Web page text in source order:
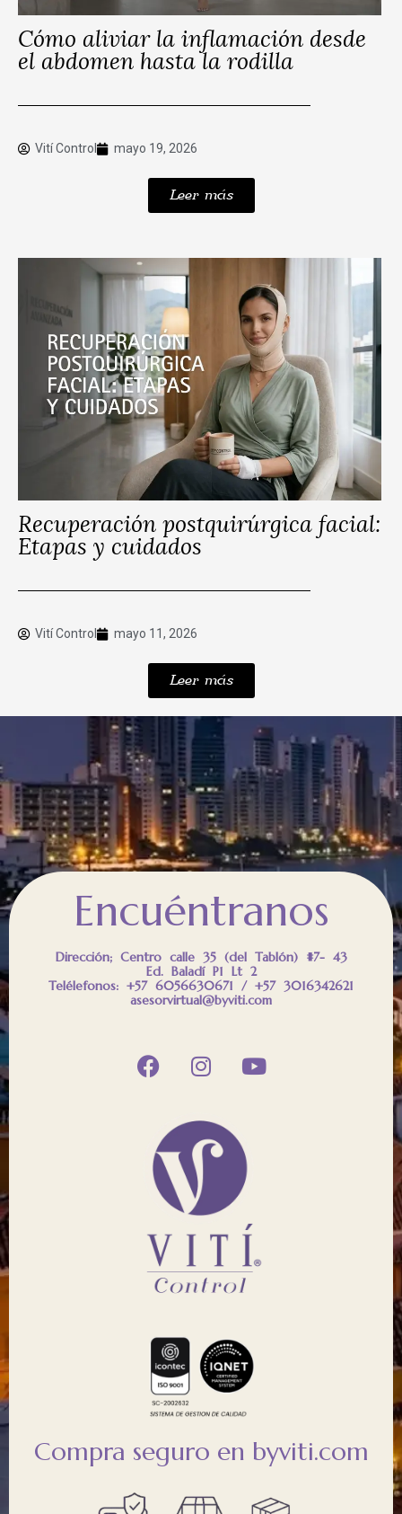
Cómo aliviar la inflamación desde
el abdomen hasta la rodilla
Vití Control mayo 19, 2026
Leer más
Recuperación postquirúrgica facial:
Etapas y cuidados
Vití Control mayo 11, 2026
Leer más
Encuéntranos
Dirección; Centro calle 35 (del Tablón) #7- 43
Ed. Baladí P1 Lt 2
Telélefonos: +57 6056630671 / +57 3016342621
asesorvirtual@byviti.com
Compra seguro en byviti.com